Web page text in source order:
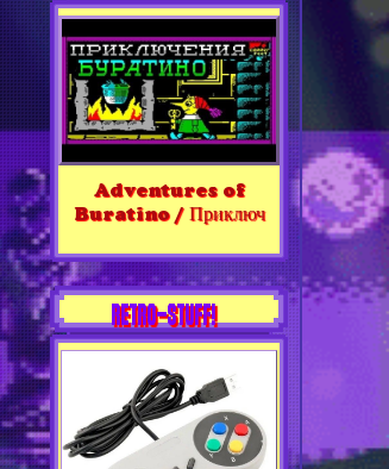
Adventures of
Buratino / Приключ
RETRO-STUFF!